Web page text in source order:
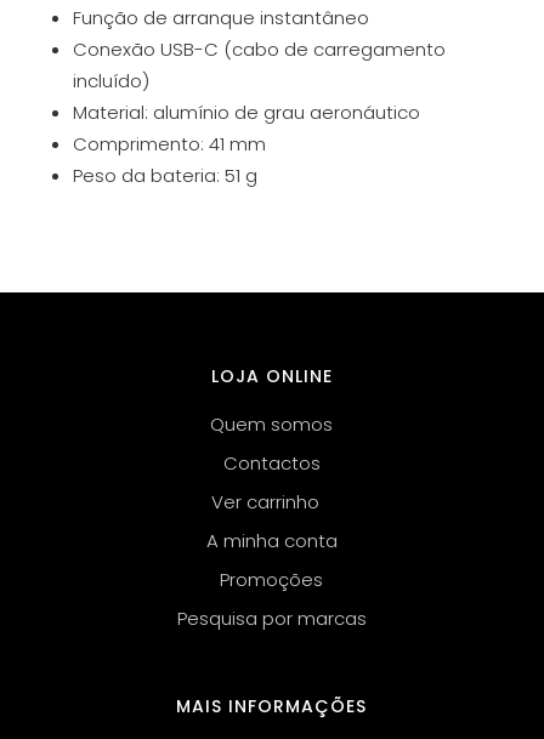
Função de arranque instantâneo
Conexão USB-C (cabo de carregamento
incluído)
Material: alumínio de grau aeronáutico
Comprimento: 41 mm
Peso da bateria: 51 g
LOJA ONLINE
Quem somos
Contactos
Ver carrinho
A minha conta
Promoções
Pesquisa por marcas
MAIS INFORMAÇÕES